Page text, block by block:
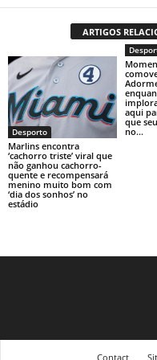
ARTIGOS
Desporto
Marlins encontra
‘cachorro triste’ viral que
não ganhou cachorro-
quente e recompensará
menino muito bom com
‘dia dos sonhos’ no
estádio
aqui
que
no...
Contact